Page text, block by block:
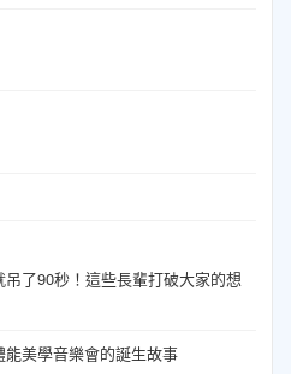
吊了90秒！這些長輩打破大家的想
美學音樂會的誕生故事